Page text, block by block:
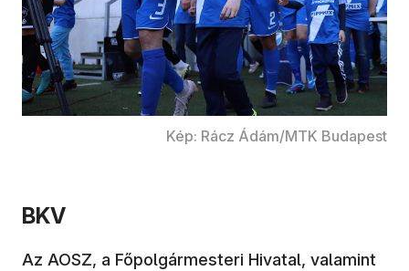
Kép: Rácz Ádám/MTK Budapest
BKV
Az AOSZ, a Főpolgármesteri Hivatal, valamint